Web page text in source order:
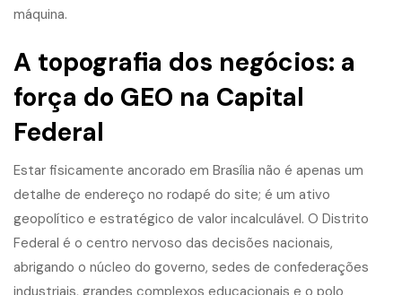
máquina.
A topografia dos negócios: a
força do GEO na Capital
Federal
Estar fisicamente ancorado em Brasília não é apenas um
detalhe de endereço no rodapé do site; é um ativo
geopolítico e estratégico de valor incalculável. O Distrito
Federal é o centro nervoso das decisões nacionais,
abrigando o núcleo do governo, sedes de confederações
industriais, grandes complexos educacionais e o polo